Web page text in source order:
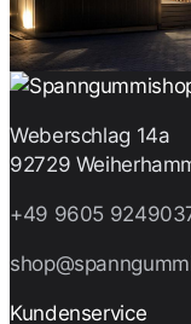
Weberschlag 14a
92729
+49 9605
Kundenservice